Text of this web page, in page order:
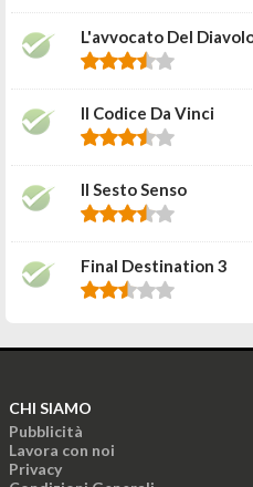
L'avvocato Del
Il Codice Da Vinci
Il Sesto Senso
Final Destination 3
CHI SIAMO
Pubblicità
Lavora con noi
Privacy